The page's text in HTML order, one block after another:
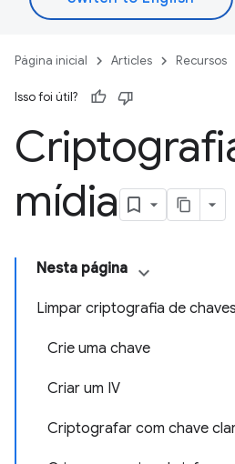
Página inicial Articles Recursos
Isso foi útil?
mídia
Nesta página
Limpar criptografia de chaves
Crie uma chave
Criar um IV
Criptografar com chave